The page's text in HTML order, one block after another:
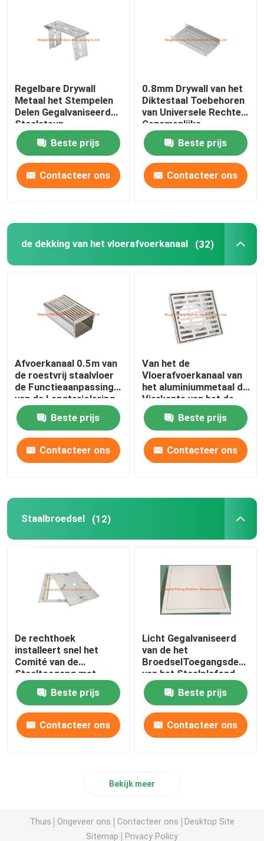
Regelbare Drywall
Metaal het Stempelen
Delen Gegalvaniseerde
Staalsteun
Beste prijs
Contacteer ons
0.8mm Drywall van het
Diktestaal Toebehoren
van Universele Rechte
Gezamenlijke
Profielschakelaar
Beste prijs
Contacteer ons
de dekking van het vloerafvoerkanaal (32)
Afvoerkanaal 0.5m van
de roestvrij staalvloer
de Functieaanpassing
van de Lengteriolering
keurt goed
Beste prijs
Contacteer ons
Van het de
Vloerafvoerkanaal van
het aluminiummetaal de
Vierkante van het de
Dekkingsiso9001
Certificaat Zeef van
het de Vloerafdruiprek
Beste prijs
Contacteer ons
Staalbroedsel (12)
De rechthoek
installeert snel het
Comité van de
Staaltoegang met
Zwaar Broedsel Vier
Haken
Beste prijs
Contacteer ons
Licht Gegalvaniseerd
van de het
BroedselToegangsdeur
van het Staalplafond
Gelijk Kader xc-aps-
010
Beste prijs
Contacteer ons
Bekijk meer
Thuis Ongeveer ons Contacteer ons
Desktop Site
Sitemap
Privacy Policy